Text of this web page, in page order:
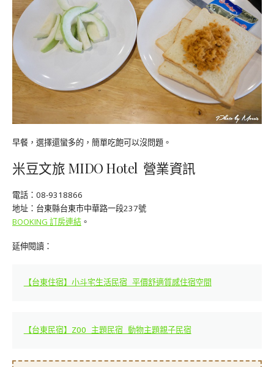
早餐，選擇還蠻多的，簡單吃飽可以沒問題。
米豆文旅 MIDO Hotel 營業資訊
電話：08-9318866
地址：台東縣台東市中華路一段237號
BOOKING 訂房連結 。
延伸閱讀：
【台東住宿】小斗宅生活民宿 平價舒適質感住宿空間
【台東民宿】ZOO 主題民宿 動物主題親子民宿